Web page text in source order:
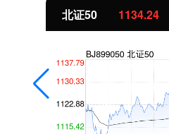
北证50 1134.24